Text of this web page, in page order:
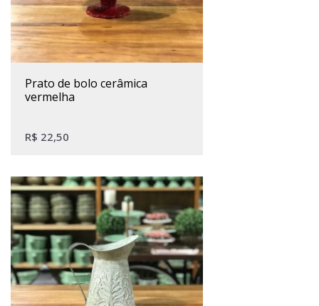
prato de bolo cerâmica
vermelha
R$ 22,50